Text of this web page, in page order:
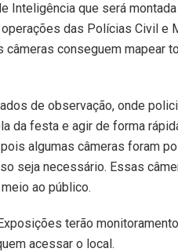
Inteligência que será
das Polícias Civil e
conseguem mapear
de observação, onde
da festa e agir de forma
algumas câmeras foram
seja necessário. Essas
ao público.
terão
acessar o local.